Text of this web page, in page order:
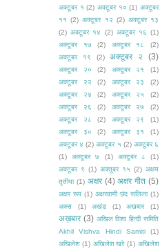
अक्टूबर १ (2) अक्टूबर १० (1) अक्टूबर
११ (2) अक्टूबर १२ (2) अक्टूबर १३
(2) अक्टूबर १४ (2) अक्टूबर १६ (1)
अक्टूबर १७
(2) अक्टूबर १८
(2)
अक्टूबर १९
(2) अक्टूबर २ (3)
अक्टूबर २० (2) अक्टूबर २१
(1)
अक्टूबर २२
(2) अक्टूबर २३
(2)
अक्टूबर २४
(2) अक्टूबर २५
(2)
अक्टूबर २६
(2) अक्टूबर २७
(2)
अक्टूबर २८
(2) अक्टूबर २९
(1)
अक्टूबर ३०
(2) अक्टूबर ३१
(1)
अक्टूबर ४ (2) अक्टूबर ५ (2) अक्टूबर ६
(1)
अक्टूबर ७ (1) अक्टूबर ८
(1)
अक्टूबर ९ (1) अक्तूबर १५ (2) अक्षय
तृतीया (1) अक्षर (4) अक्षर गीत (5)
अक्षर रूप (1) अक्षरवाणी छंद सलिला (1)
अक्स
(1) अखंड (1) अखबार (1)
अख़बार (3) अखिल विश्व हिन्दी समिति
Akhil Vishva Hindi Samiti
(1)
अखिलेश (1) अखिलेश खरे (1) अखिलेश